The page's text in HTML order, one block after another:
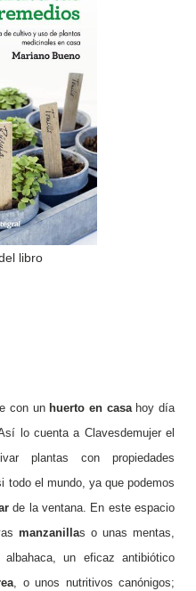
libro
con un huerto en casahoy día
lo cuenta a Clavesdemujer el
plantas con propiedades
todo el mundo, ya que podemos
de la ventana. En este espacio
manzanillas o unas mentas,
un eficaz antibiótico
, o unos nutritivos canónigos;